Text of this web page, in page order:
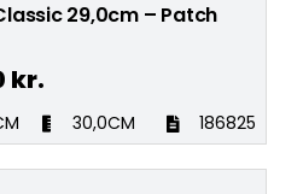
29,0cm – Patch
kr.
30,0CM 186825